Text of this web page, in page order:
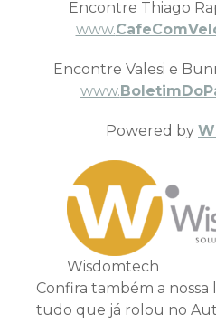
Encontre Thiago
www.
Encontre Valesi e
www.
Powered by
Wisdomtech
Confira também a
tudo que já rolou no